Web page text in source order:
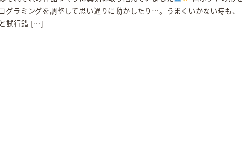
グラミングを調整して思い通りに動かしたり…。うまくいかない時も、
と試行錯 […]